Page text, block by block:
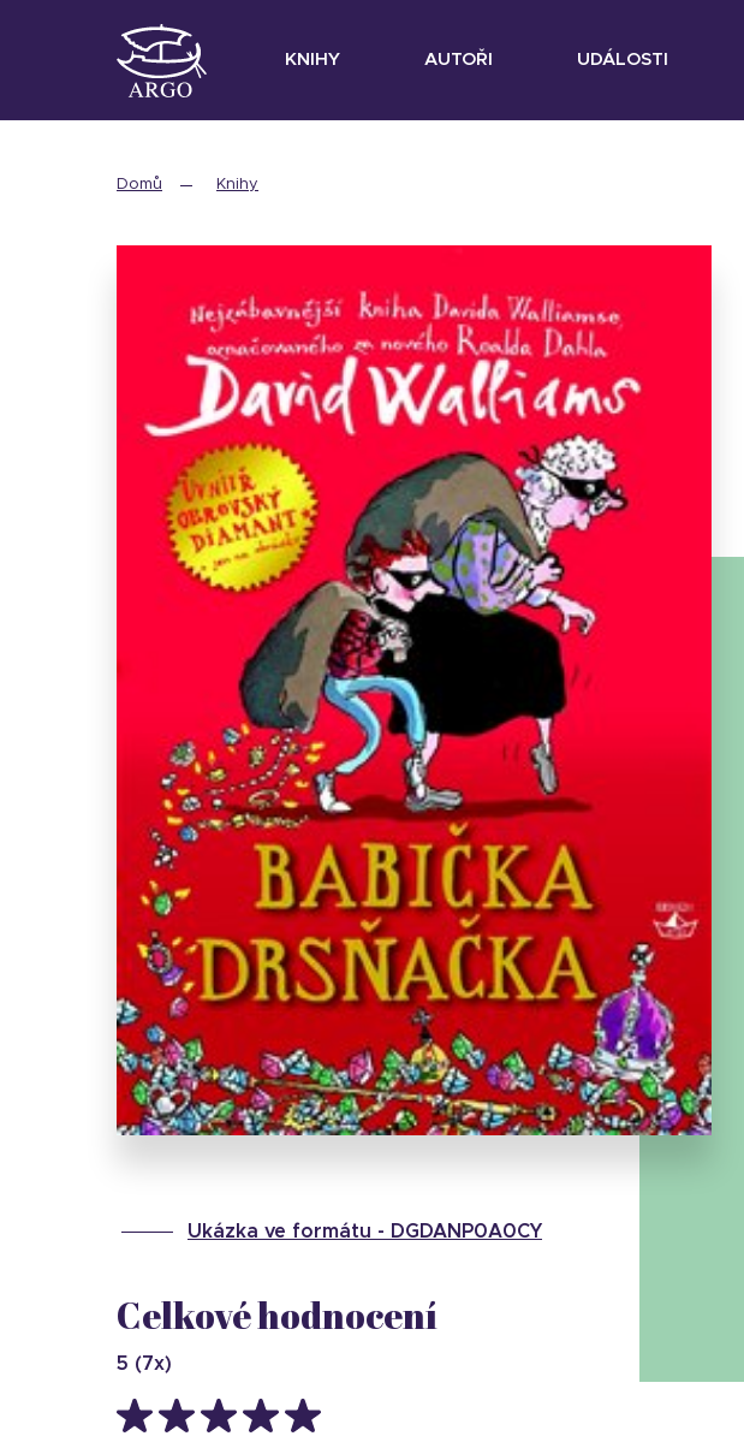
KNIHY AUTOŘI UDÁLOSTI
Domů Knihy
Ukázka ve formátu - DGDANP0A0CY
Celkové hodnocení
5 (7x)